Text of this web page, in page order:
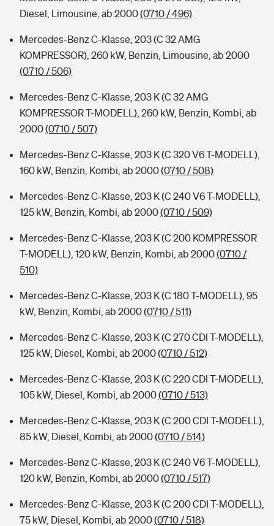
Diesel, Limousine, ab 2000(0710 / 496)
Mercedes-Benz C-Klasse, 203 (C 32 AMG
KOMPRESSOR), 260 kW, Benzin, Limousine, ab 2000
(0710 / 506)
Mercedes-Benz C-Klasse, 203 K (C 32 AMG
KOMPRESSOR T-MODELL), 260 kW, Benzin, Kombi, ab
2000(0710 / 507)
Mercedes-Benz C-Klasse, 203 K (C 320 V6 T-MODELL),
160 kW, Benzin, Kombi, ab 2000(0710 / 508)
Mercedes-Benz C-Klasse, 203 K (C 240 V6 T-MODELL),
125 kW, Benzin, Kombi, ab 2000(0710 / 509)
Mercedes-Benz C-Klasse, 203 K (C 200 KOMPRESSOR
T-MODELL), 120 kW, Benzin, Kombi, ab 2000(0710 /
510)
Mercedes-Benz C-Klasse, 203 K (C 180 T-MODELL), 95
kW, Benzin, Kombi, ab 2000(0710 / 511)
Mercedes-Benz C-Klasse, 203 K (C 270 CDI T-MODELL),
125 kW, Diesel, Kombi, ab 2000(0710 / 512)
Mercedes-Benz C-Klasse, 203 K (C 220 CDI T-MODELL),
105 kW, Diesel, Kombi, ab 2000(0710 / 513)
Mercedes-Benz C-Klasse, 203 K (C 200 CDI T-MODELL),
85 kW, Diesel, Kombi, ab 2000(0710 / 514)
Mercedes-Benz C-Klasse, 203 K (C 240 V6 T-MODELL),
120 kW, Benzin, Kombi, ab 2000(0710 / 517)
Mercedes-Benz C-Klasse, 203 K (C 200 CDI T-MODELL),
75 kW, Diesel, Kombi, ab 2000(0710 / 518)